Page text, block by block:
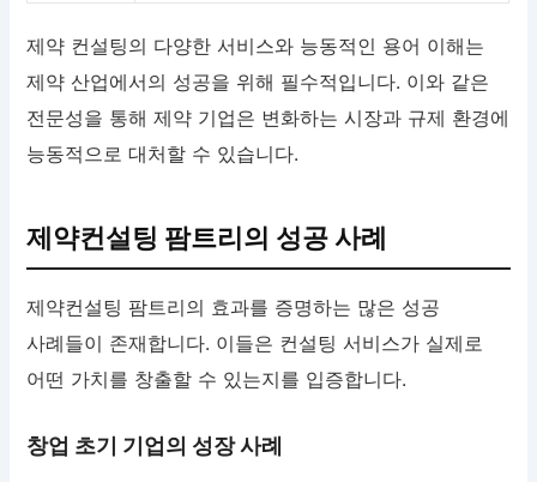
제약 컨설팅의 다양한 서비스와 능동적인 용어 이해는
제약 산업에서의 성공을 위해 필수적입니다. 이와 같은
전문성을 통해 제약 기업은 변화하는 시장과 규제 환경에
능동적으로 대처할 수 있습니다.
제약컨설팅 팜트리의 성공 사례
제약컨설팅 팜트리의 효과를 증명하는 많은 성공
사례들이 존재합니다. 이들은 컨설팅 서비스가 실제로
어떤 가치를 창출할 수 있는지를 입증합니다.
창업 초기 기업의 성장 사례